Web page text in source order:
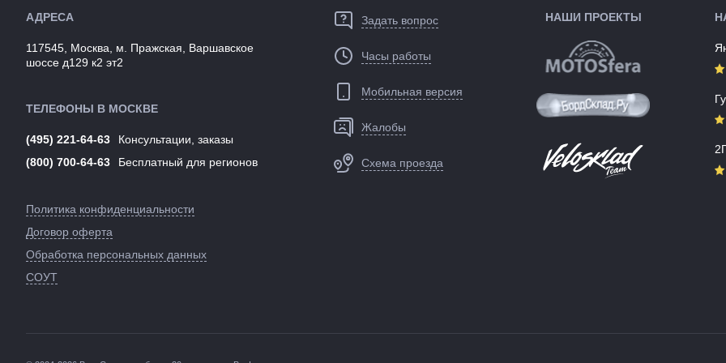
АДРЕСА
117545, Москва, м. Пражская, Варшавское
шоссе д129 к2 эт2
ТЕЛЕФОНЫ В МОСКВЕ
(495) 221-64-63
Консультации, заказы
(800) 700-64-63
Бесплатный для регионов
Политика конфиденциальности
Договор оферта
Обработка персональных данных
СОУТ
Задать вопрос
Часы работы
Мобильная версия
Жалобы
Схема проезда
НАШИ ПРОЕКТЫ